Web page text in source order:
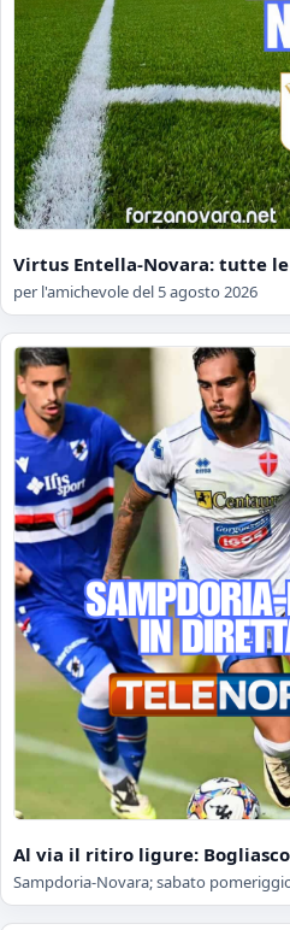
Virtus Entella-Novara: tutte
per l'amichevole del 5 agosto 2026
Al via il ritiro ligure:
Sampdoria-Novara; sabato